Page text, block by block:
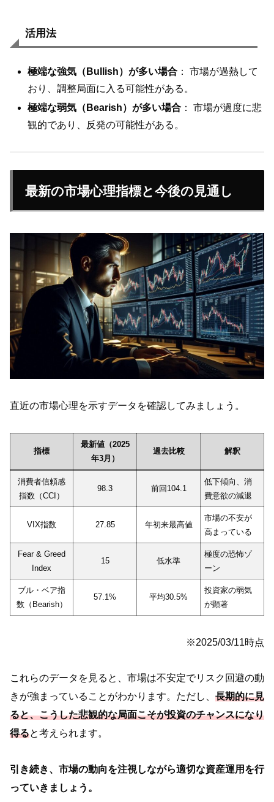
活用法
極端な強気（Bullish）が多い場合 ： 市場が過熱して
おり、調整局面に入る可能性がある。
極端な弱気（Bearish）が多い場合 ： 市場が過度に悲
観的であり、反発の可能性がある。
最新の市場心理指標と今後の見通し
直近の市場心理を示すデータを確認してみましょう。
指標
最新値（2025
年3月）
過去比較 解釈
消費者信頼感
指数（CCI）
98.3 前回104.1
低下傾向、消
費意欲の減退
VIX指数 27.85 年初来最高値
市場の不安が
高まっている
Fear & Greed
Index
15 低水準
極度の恐怖ゾ
ーン
ブル・ベア指
数（Bearish）
57.1% 平均30.5%
投資家の弱気
が顕著
※2025/03/11時点
これらのデータを見ると、市場は不安定でリスク回避の動
きが強まっていることがわかります。ただし、 長期的に見
ると、こうした悲観的な局面こそが投資のチャンスになり
得ると考えられます。
引き続き、市場の動向を注視しながら適切な資産運用を行
っていきましょう。